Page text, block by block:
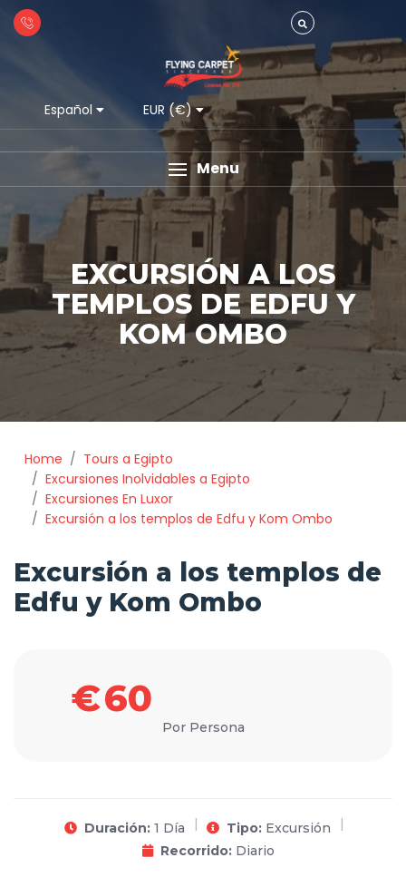
Español EUR (€)
Menu
EXCURSIÓN A LOS
TEMPLOS DE EDFU Y
KOM OMBO
Home
Tours a Egipto
Excursiones Inolvidables a Egipto
Excursiones En Luxor
Excursión a los templos de Edfu y Kom Ombo
Excursión a los templos de
Edfu y Kom Ombo
€60
Por Persona
Duración: 1 Día Tipo: Excursión
Recorrido: Diario